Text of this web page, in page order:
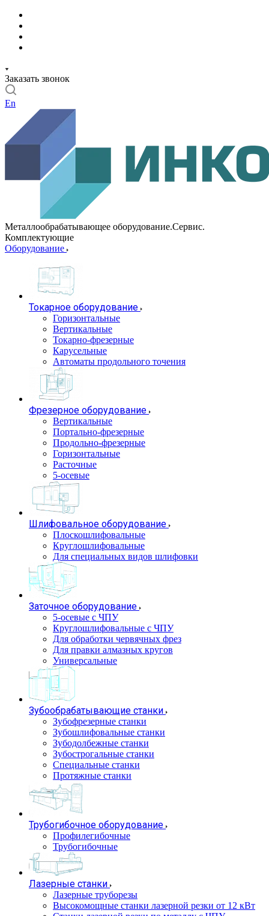
Заказать звонок
En
Металлообрабатывающее оборудование.Сервис.
Комплектующие
Оборудование
Токарное оборудование
Горизонтальные
Вертикальные
Токарно-фрезерные
Карусельные
Автоматы продольного точения
Фрезерное оборудование
Вертикальные
Портально-фрезерные
Продольно-фрезерные
Горизонтальные
Расточные
5-осевые
Шлифовальное оборудование
Плоскошлифовальные
Круглошлифовальные
Для специальных видов шлифовки
Заточное оборудование
5-осевые с ЧПУ
Круглошлифовальные с ЧПУ
Для обработки червячных фрез
Для правки алмазных кругов
Универсальные
Зубообрабатывающие станки
Зубофрезерные станки
Зубошлифовальные станки
Зубодолбежные станки
Зубострогальные станки
Специальные станки
Протяжные станки
Трубогибочное оборудование
Профилегибочные
Трубогибочные
Лазерные станки
Лазерные труборезы
Высокомощные станки лазерной резки от 12 кВт